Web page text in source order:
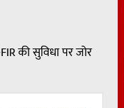
की सुविधा पर जोर